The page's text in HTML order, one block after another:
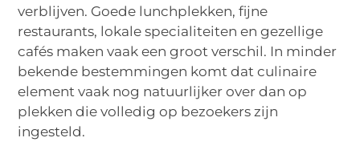
verblijven. Goede lunchplekken, fijne
restaurants, lokale specialiteiten en gezellige
cafés maken vaak een groot verschil. In minder
bekende bestemmingen komt dat culinaire
element vaak nog natuurlijker over dan op
plekken die volledig op bezoekers zijn
ingesteld.